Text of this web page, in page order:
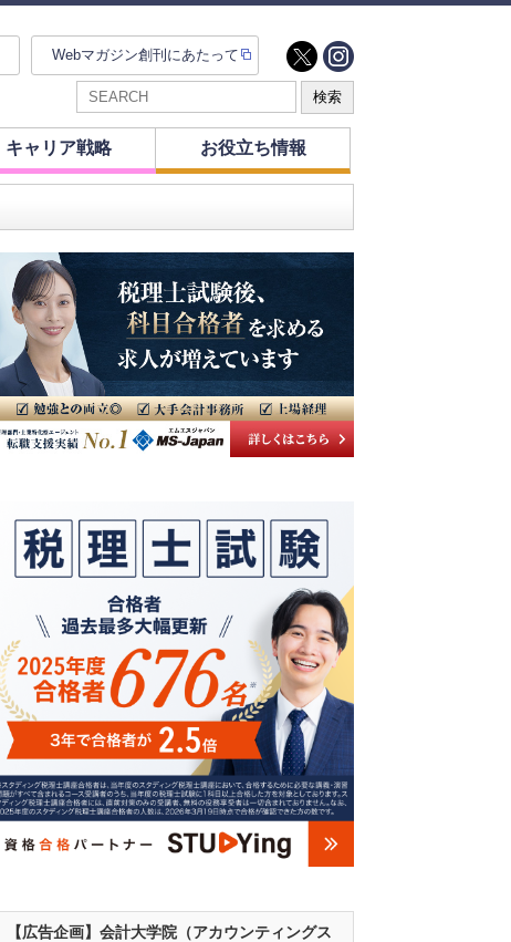
Webマガジン創刊にあたって
キャリア戦略 お役立ち情報
【広告企画】会計大学院（アカウンティングス